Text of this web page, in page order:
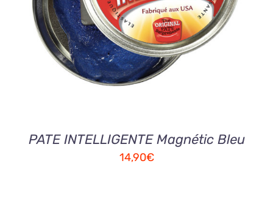
DETAILS
PATE INTELLIGENTE Magnétic Bleu
14,90€